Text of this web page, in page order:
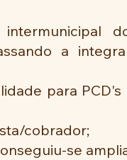
a
para
cobrador;
se